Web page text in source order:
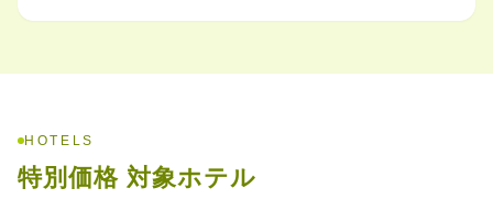
HOTELS
特別価格 対象ホテル